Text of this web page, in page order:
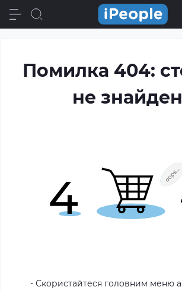
Помилка 404:
не
- Скористайтеся головним меню